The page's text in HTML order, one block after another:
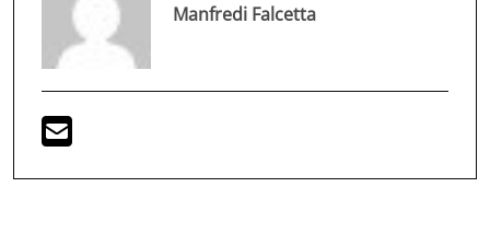
Manfredi Falcetta